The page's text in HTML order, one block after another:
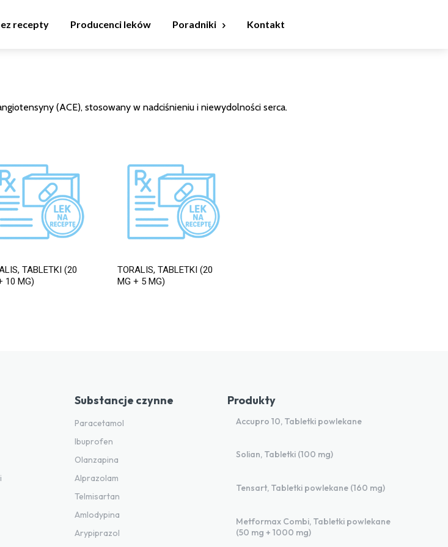
recepty Producenci leków Poradniki Kontakt
(ACE), stosowany w nadciśnieniu i niewydolności serca.
TABLETKI (20
10 MG)
TORALIS, TABLETKI (20
MG + 5 MG)
Substancje czynne
Paracetamol
Ibuprofen
Olanzapina
Alprazolam
Telmisartan
Amlodypina
Arypiprazol
Produkty
Accupro 10, Tabletki powlekane
Solian, Tabletki (100 mg)
Tensart, Tabletki powlekane (160 mg)
Metformax Combi, Tabletki powlekane
(50 mg + 1000 mg)